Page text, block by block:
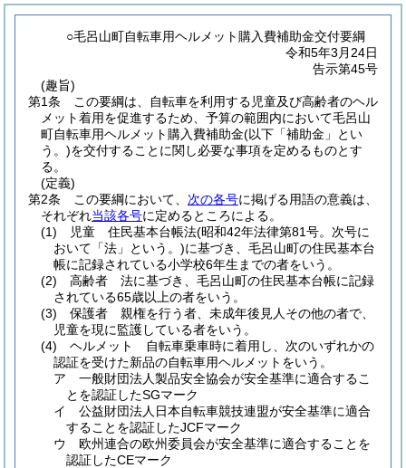
○毛呂山町自転車用ヘルメット購入費補助金交付要綱
令和5年3月24日
告示第45号
(趣旨)
第1条
この要綱は、自転車を利用する児童及び高齢者のヘル
メット着用を促進するため、予算の範囲内において毛呂山
町自転車用ヘルメット購入費補助金(以下「補助金」とい
う。)を交付することに関し必要な事項を定めるものとす
る。
(定義)
第2条
この要綱において、 次の各号に掲げる用語の意義は、
それぞれ当該各号に定めるところによる。
(1)
児童 住民基本台帳法(昭和42年法律第81号。次号に
おいて「法」という。)に基づき、毛呂山町の住民基本台
帳に記録されている小学校6年生までの者をいう。
(2)
高齢者 法に基づき、毛呂山町の住民基本台帳に記録
されている65歳以上の者をいう。
(3)
保護者 親権を行う者、未成年後見人その他の者で、
児童を現に監護している者をいう。
(4)
ヘルメット 自転車乗車時に着用し、次のいずれかの
認証を受けた新品の自転車用ヘルメットをいう。
ア
一般財団法人製品安全協会が安全基準に適合するこ
とを認証したSGマーク
イ
公益財団法人日本自転車競技連盟が安全基準に適合
することを認証したJCFマーク
ウ
欧州連合の欧州委員会が安全基準に適合することを
認証したCEマーク